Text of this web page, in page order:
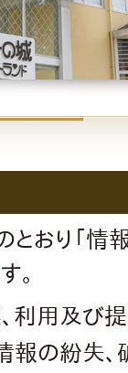
おり「情
。
利用及び
報の紛失